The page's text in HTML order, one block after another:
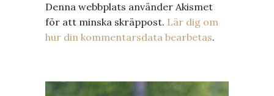
Denna webbplats använder Akismet
för att minska skräppost. Lär dig om
hur din kommentarsdata bearbetas.